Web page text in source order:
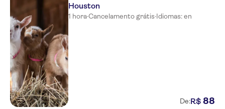
Houston
1 hora·Cancelamento grátis·Idiomas: en
De:R$ 88